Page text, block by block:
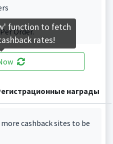
Order.
награды
cashback sites to be
function to fetch
rates!